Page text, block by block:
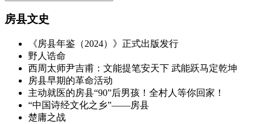
房县文史
《房县年鉴（2024）》正式出版发行
野人诰命
西周太师尹吉甫：文能提笔安天下 武能跃马定乾坤
房县早期的革命活动
主动就医的房县“90”后男孩！全村人等你回家！
“中国诗经文化之乡”——房县
楚庸之战